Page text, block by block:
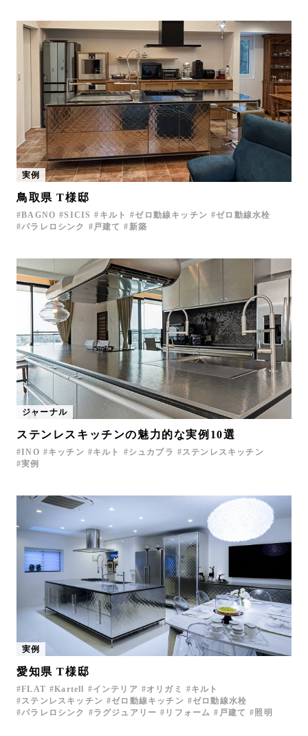
実例
鳥取県 T様邸
BAGNO SICIS キルト ゼロ動線キッチン
ゼロ動線水栓
パラレロシンク
戸建て 新築
ジャーナル
ステンレスキッチンの魅力的な実例10選
INO キッチン キルト シュカブラ
ステンレスキッチン
実例
実例
愛知県 T様邸
FLAT Kartell インテリア オリガミ
キルト
ステンレスキッチン
ゼロ動線キッチン
ゼロ動線水栓
パラレロシンク
ラグジュアリー リフォーム 戸建て 照明